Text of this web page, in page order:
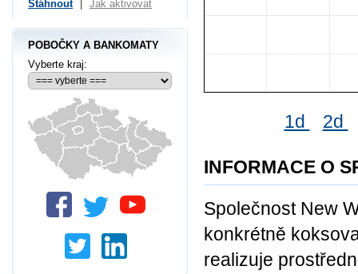
1d 2d
INFORMACE O
Společnost New
konkrétně
realizuje
Stáhnout Jak aktivovat
POBOČKY A BANKOMATY
Vyberte kraj: